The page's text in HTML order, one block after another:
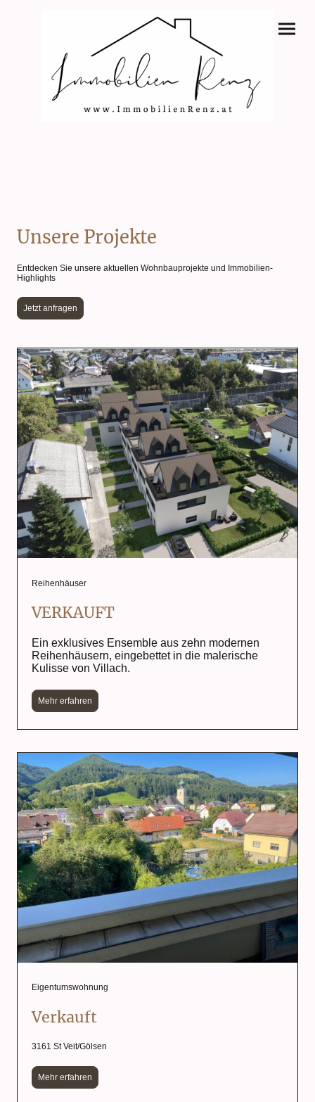
Unsere Projekte
Entdecken Sie unsere aktuellen Wohnbauprojekte und Immobilien-
Highlights
Jetzt anfragen
Reihenhäuser
VERKAUFT
Ein exklusives Ensemble aus zehn modernen
Reihenhäusern, eingebettet in die malerische
Kulisse von Villach.
Mehr erfahren
Eigentumswohnung
Verkauft
3161 St Veit/Gölsen
Mehr erfahren